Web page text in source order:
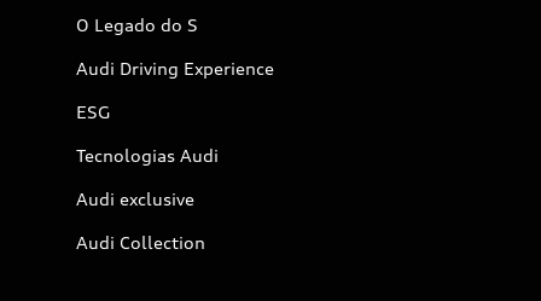
O Legado do S
Audi Driving Experience
ESG
Tecnologias Audi
Audi exclusive
Audi Collection